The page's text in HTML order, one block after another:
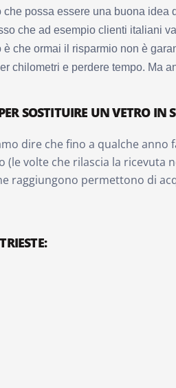
possa essere una buona idea
che ad esempio clienti italiani
che ormai il risparmio non è
chilometri e perdere tempo. Ma
SOSTITUIRE UN VETRO IN
dire che fino a qualche
(le volte che rilascia la
raggiungono permettono di